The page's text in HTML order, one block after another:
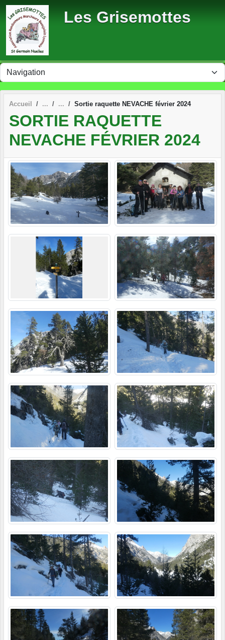
Les Grisemottes
Accueil Sortie raquette NEVACHE février 2024
SORTIE RAQUETTE
NEVACHE FÉVRIER 2024
Panneau de gestion des cookies